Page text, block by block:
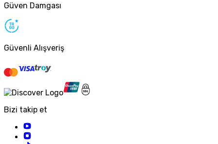
Güven Damgası
Güvenli Alışveriş
Bizi takip et